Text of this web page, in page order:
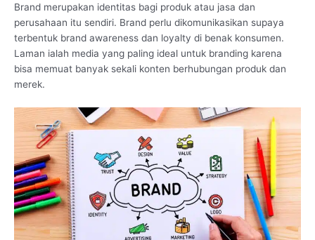
Brand merupakan identitas bagi produk atau jasa dan
perusahaan itu sendiri. Brand perlu dikomunikasikan supaya
terbentuk brand awareness dan loyalty di benak konsumen.
Laman ialah media yang paling ideal untuk branding karena
bisa memuat banyak sekali konten berhubungan produk dan
merek.